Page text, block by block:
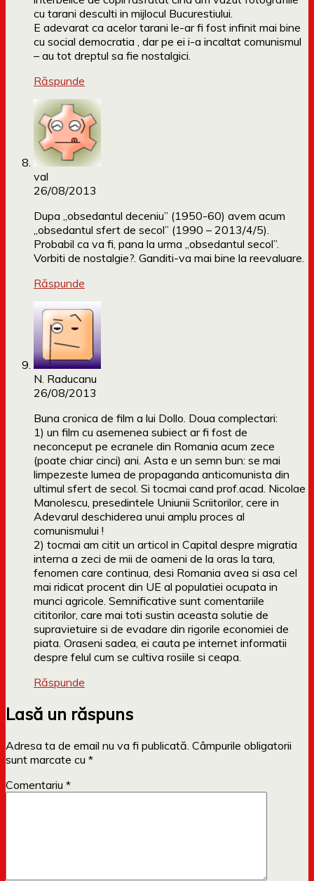
cu tarani desculti in mijlocul Bucurestiului.
E adevarat ca acelor tarani le-ar fi fost infinit mai bine
cu social democratia , dar pe ei i-a incaltat comunismul
– au tot dreptul sa fie nostalgici.
Răspunde
val
26/08/2013
Dupa „obsedantul deceniu” (1950-60) avem acum
„obsedantul sfert de secol” (1990 – 2013/4/5).
Probabil ca va fi, pana la urma „obsedantul secol”.
Vorbiti de nostalgie?. Ganditi-va mai bine la reevaluare.
Răspunde
N. Raducanu
26/08/2013
Buna cronica de film a lui Dollo. Doua complectari:
1) un film cu asemenea subiect ar fi fost de
neconceput pe ecranele din Romania acum zece
(poate chiar cinci) ani. Asta e un semn bun: se mai
limpezeste lumea de propaganda anticomunista din
ultimul sfert de secol. Si tocmai cand prof.acad. Nicolae
Manolescu, presedintele Uniunii Scriitorilor, cere in
Adevarul deschiderea unui amplu proces al
comunismului !
2) tocmai am citit un articol in Capital despre migratia
interna a zeci de mii de oameni de la oras la tara,
fenomen care continua, desi Romania avea si asa cel
mai ridicat procent din UE al populatiei ocupata in
munci agricole. Semnificative sunt comentariile
cititorilor, care mai toti sustin aceasta solutie de
supravietuire si de evadare din rigorile economiei de
piata. Oraseni sadea, ei cauta pe internet informatii
despre felul cum se cultiva rosiile si ceapa.
Răspunde
Lasă un răspuns
Adresa ta de email nu va fi publicată. Câmpurile obligatorii
sunt marcate cu *
Comentariu *